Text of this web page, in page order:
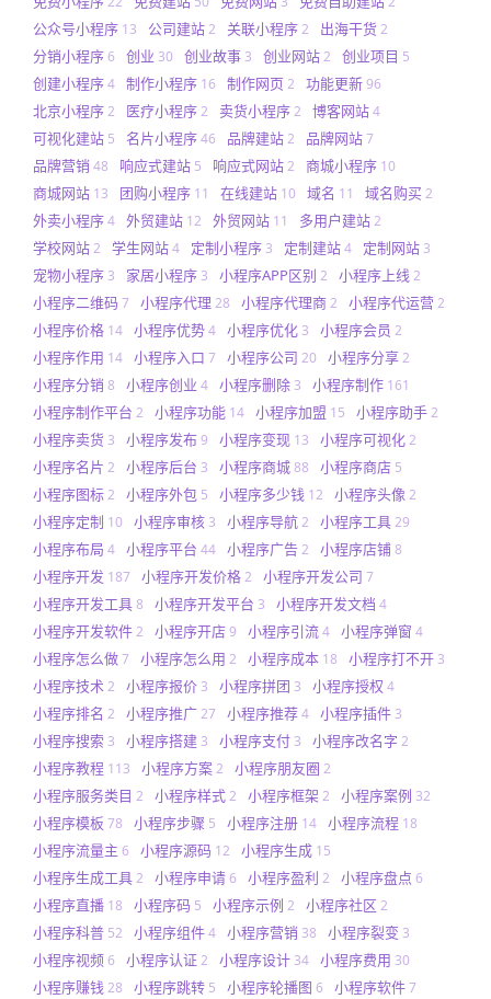
公众号小程序 13 公司建站2 关联小程序2 出海干货2
分销小程序6 创业 30 创业故事 3 创业网站2 创业项目 5
创建小程序4 制作小程序 16 制作网页 2 功能更新96
北京小程序2 医疗小程序2 卖货小程序2 博客网站4
可视化建站 5 名片小程序46 品牌建站2 品牌网站7
品牌营销 48 响应式建站 5 响应式网站2 商城小程序 10
商城网站 13 团购小程序 11 在线建站 10 域名 11 域名购买2
外卖小程序4 外贸建站 12 外贸网站 11 多用户建站2
学校网站2 学生网站4 定制小程序 3 定制建站4 定制网站 3
宠物小程序 3 家居小程序 3 小程序APP区别 2 小程序上线 2
小程序二维码7 小程序代理 28 小程序代理商2 小程序代运营2
小程序价格 14 小程序优势4 小程序优化 3 小程序会员 2
小程序作用 14 小程序入口 7 小程序公司 20 小程序分享2
小程序分销 8 小程序创业 4 小程序删除 3 小程序制作 161
小程序制作平台 2 小程序功能 14 小程序加盟 15 小程序助手2
小程序卖货 3 小程序发布9 小程序变现 13 小程序可视化2
小程序名片 2 小程序后台 3 小程序商城88 小程序商店 5
小程序图标2 小程序外包 5 小程序多少钱 12 小程序头像 2
小程序定制 10 小程序审核 3 小程序导航2 小程序工具29
小程序布局 4 小程序平台 44 小程序广告2 小程序店铺8
小程序开发 187 小程序开发价格2 小程序开发公司 7
小程序开发工具8 小程序开发平台 3 小程序开发文档 4
小程序开发软件2 小程序开店9 小程序引流4 小程序弹窗 4
小程序怎么做7 小程序怎么用 2 小程序成本 18 小程序打不开 3
小程序技术2 小程序报价 3 小程序拼团 3 小程序授权 4
小程序排名 2 小程序推广27 小程序推荐4 小程序插件 3
小程序搜索 3 小程序搭建 3 小程序支付 3 小程序改名字 2
小程序教程 113 小程序方案2 小程序朋友圈 2
小程序服务类目 2 小程序样式2 小程序框架 2 小程序案例 32
小程序模板 78 小程序步骤 5 小程序注册 14 小程序流程 18
小程序流量主 6 小程序源码 12 小程序生成 15
小程序生成工具2 小程序申请6 小程序盈利 2 小程序盘点 6
小程序直播 18 小程序码 5 小程序示例 2 小程序社区 2
小程序科普 52 小程序组件4 小程序营销 38 小程序裂变 3
小程序视频6 小程序认证2 小程序设计 34 小程序费用 30
小程序赚钱28 小程序跳转 5 小程序轮播图 6 小程序软件7